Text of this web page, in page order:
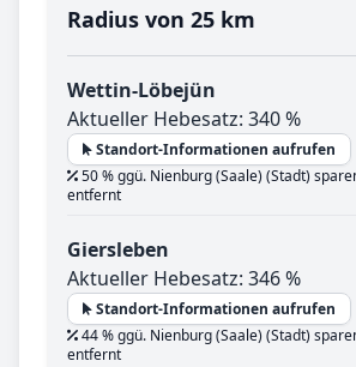
Radius von 25 km
Wettin-Löbejün
Aktueller Hebesatz: 340 %
Standort-Informationen aufrufen
50 % ggü. Nienburg (Saale) (Stadt)
entfernt
Giersleben
Aktueller Hebesatz: 346 %
Standort-Informationen aufrufen
44 % ggü. Nienburg (Saale) (Stadt)
entfernt